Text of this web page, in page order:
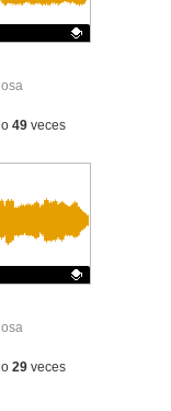
49veces
29veces